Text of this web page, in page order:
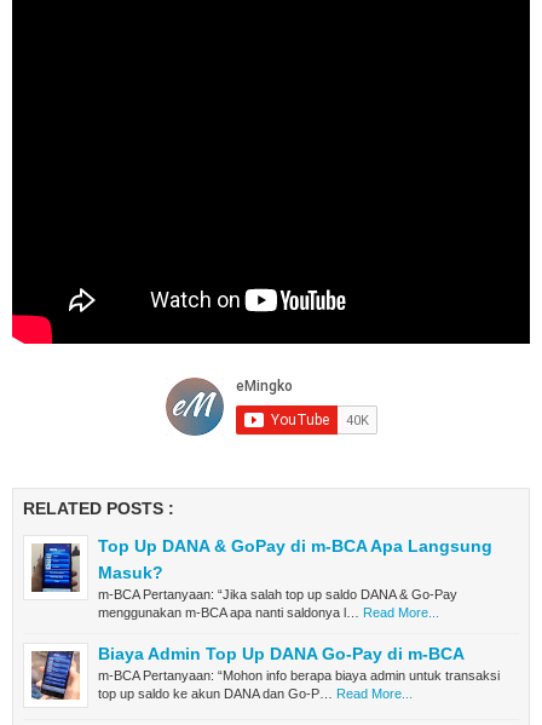
RELATED POSTS :
Top Up DANA & GoPay di m-BCA Apa Langsung
Masuk?
m-BCA Pertanyaan: “Jika salah top up saldo DANA & Go-Pay
menggunakan m-BCA apa nanti saldonya l…
Read More...
Biaya Admin Top Up DANA Go-Pay di m-BCA
m-BCA Pertanyaan: “Mohon info berapa biaya admin untuk transaksi
top up saldo ke akun DANA dan Go-P…
Read More...